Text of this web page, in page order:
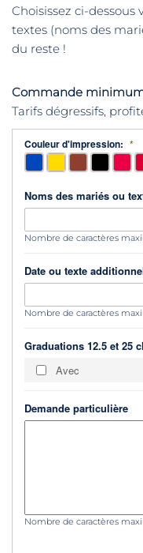
Choisissez ci-
textes (noms des
du reste !
Commande
Tarifs dégressifs,
Couleur d'impression:
Noms des mariés ou
Nombre de caractères
Date ou texte
Nombre de caractères
Graduations 12.5 et 25 cl
Avec
Demande particulière
Nombre de caractères